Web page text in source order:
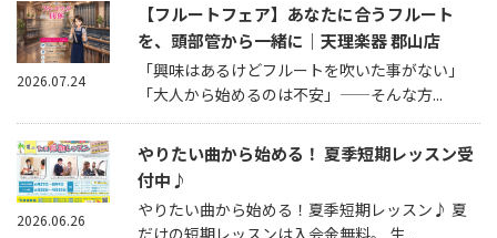
【フルートフェア】あなたに合うフルート
を、頭部管から一緒に｜天理楽器 郡山店
「興味はあるけどフルートを吹いた事がない」
「大人から始めるのは不安」——そんな方...
2026.07.24
やりたい曲から始める！ 夏季短期レッスン受
付中♪
やりたい曲から始める！夏季短期レッスン♪ 夏
2026.06.26